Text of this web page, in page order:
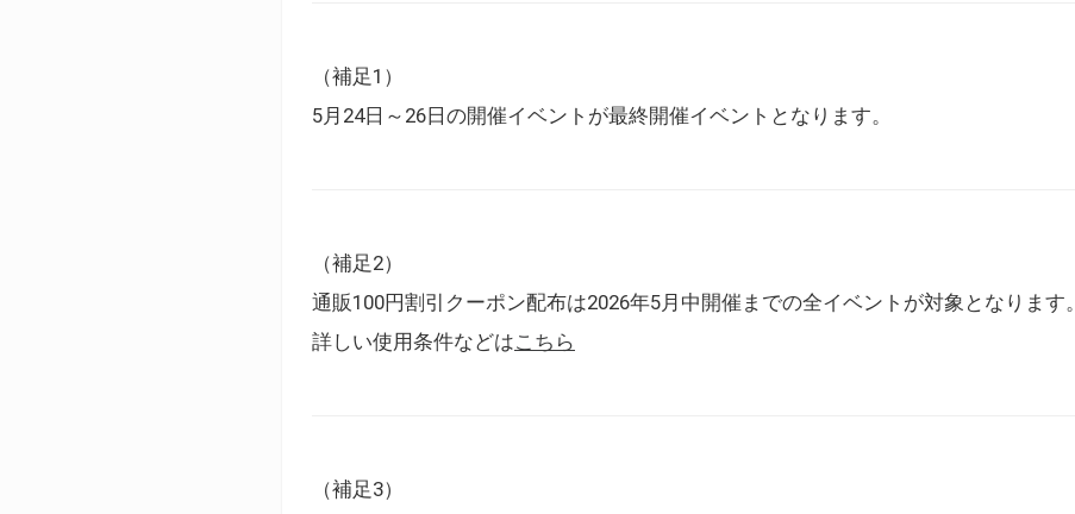
（補足1）
5月24日～26日の開催イベントが最終開催イベントとなります。
（補足2）
通販100円割引クーポン配布は2026年5月中開催までの全イベントが対象となります。
詳しい使用条件などはこちら
（補足3）